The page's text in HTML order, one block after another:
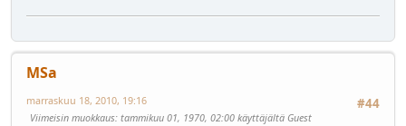
MSa
#44
marraskuu 18, 2010, 19:16
Viimeisin muokkaus: tammikuu 01, 1970, 02:00 käyttäjältä Guest